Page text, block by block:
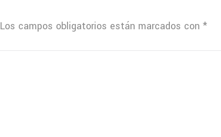
Los campos obligatorios están marcados con *